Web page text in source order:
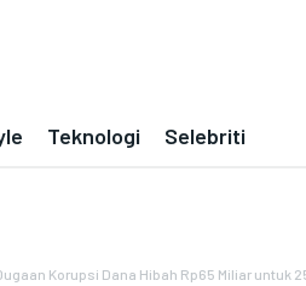
Teknologi Selebriti
Korupsi Dana Hibah Rp65 Miliar untuk 25